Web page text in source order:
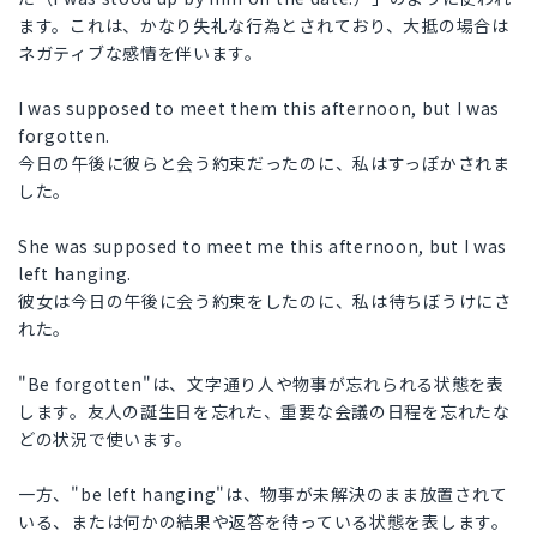
ます。これは、かなり失礼な行為とされており、大抵の場合は
ネガティブな感情を伴います。
I was supposed to meet them this afternoon, but I was
forgotten.
今日の午後に彼らと会う約束だったのに、私はすっぽかされま
した。
She was supposed to meet me this afternoon, but I was
left hanging.
彼女は今日の午後に会う約束をしたのに、私は待ちぼうけにさ
れた。
"Be forgotten"は、文字通り人や物事が忘れられる状態を表
します。友人の誕生日を忘れた、重要な会議の日程を忘れたな
どの状況で使います。
一方、"be left hanging"は、物事が未解決のまま放置されて
いる、または何かの結果や返答を待っている状態を表します。